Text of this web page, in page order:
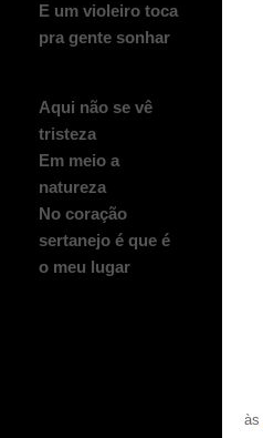
às
E um violeiro toca
pra gente sonhar
Aqui não se vê
tristeza
Em meio a
natureza
No coração
sertanejo é que é
o meu lugar